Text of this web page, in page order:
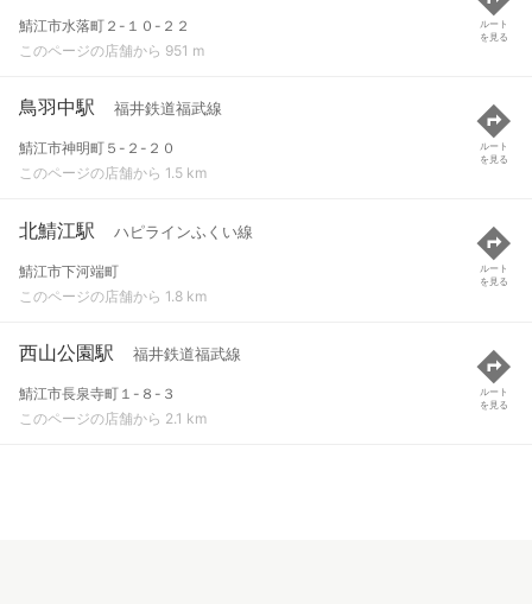
鯖江市水落町２-１０-２２
このページの店舗から 951 m
ルート
を見る
鳥羽中駅 福井鉄道福武線
鯖江市神明町５-２-２０
このページの店舗から 1.5 km
ルート
を見る
北鯖江駅 ハピラインふくい線
鯖江市下河端町
このページの店舗から 1.8 km
ルート
を見る
西山公園駅 福井鉄道福武線
鯖江市長泉寺町１-８-３
このページの店舗から 2.1 km
ルート
を見る